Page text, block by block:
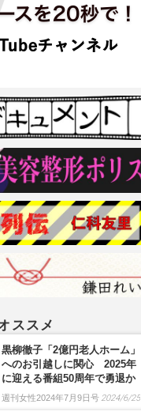
ススメ
黒柳徹子「2億円老人ホーム」
へのお引越しに関心 2025年
に迎える番組50周年で勇退か
週刊女性2024年7月9日号 2024/6/25